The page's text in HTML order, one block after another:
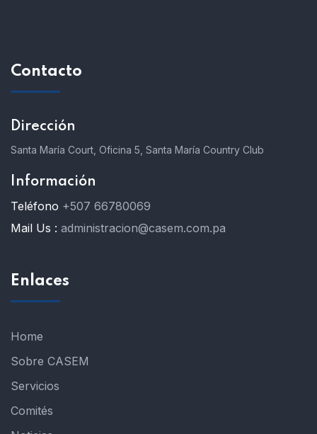
Contacto
Dirección
Santa María Court, Oficina 5, Santa María Country Club
Información
Teléfono +507 66780069
Mail Us : administracion@casem.com.pa
Enlaces
Home
Sobre CASEM
Servicios
Comités